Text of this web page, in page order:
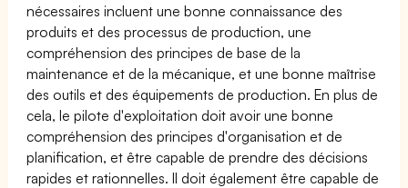
nécessaires incluent une bonne connaissance des
produits et des processus de production, une
compréhension des principes de base de la
maintenance et de la mécanique, et une bonne maîtrise
des outils et des équipements de production. En plus de
cela, le pilote d'exploitation doit avoir une bonne
compréhension des principes d'organisation et de
planification, et être capable de prendre des décisions
rapides et rationnelles. Il doit également être capable de